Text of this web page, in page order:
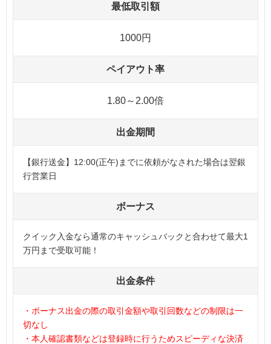
最低取引額
1000円
ペイアウト率
1.80～2.00倍
出金期間
【銀行送金】12:00(正午)までに依頼がなされた場合は翌銀
行営業日
ボーナス
クイック入金なら通常のキャッシュバックと合わせて最大1
万円まで受取可能！
出金条件
・ボーナス出金の際の取引金額や取引回数などの制限は一
切なし
・本人確認書類などは登録時に行うためスピーディな決済